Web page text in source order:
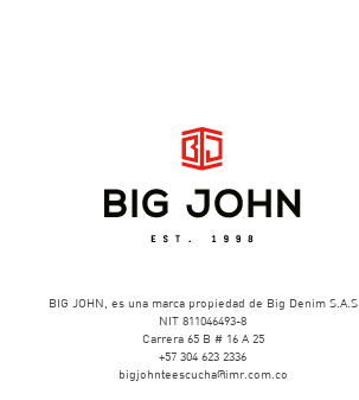
BIG JOHN, es una marca propiedad de Big Denim S.A.S
NIT 811046493-8
Carrera 65 B # 16 A 25
+57 304 623 2336
bigjohnteescucha@imr.com.co